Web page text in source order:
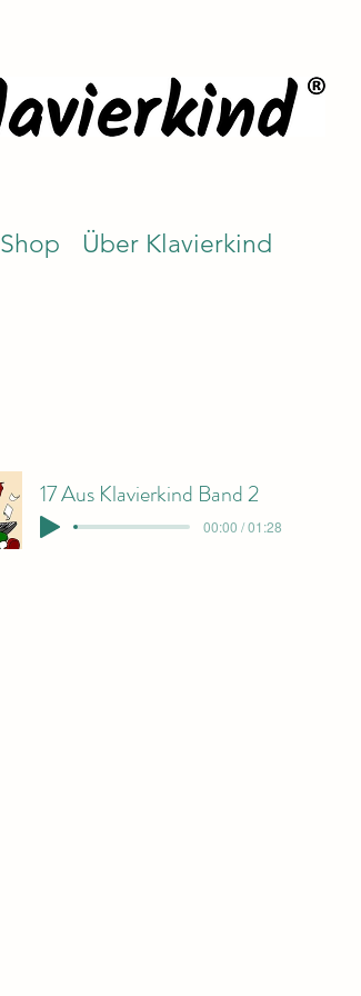
Shop Über Klavierkind
17 Aus Klavierkind Band 2
00:00 / 01:28